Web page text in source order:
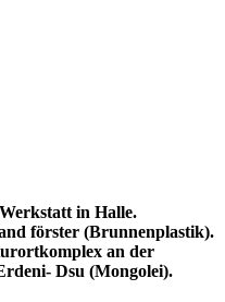
in Halle.
förster (Brunnenplastik).
an der
Dsu (Mongolei).